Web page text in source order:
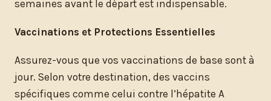
semaines avant le départ est indispensable.
Vaccinations et Protections Essentielles
Assurez-vous que vos vaccinations de base sont à
jour. Selon votre destination, des vaccins
spécifiques comme celui contre l’hépatite A